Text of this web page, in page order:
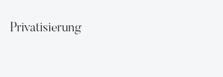
Privatisierung